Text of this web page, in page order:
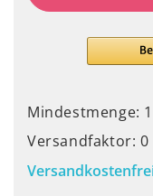
Mindestmenge:
Versandfaktor: 0